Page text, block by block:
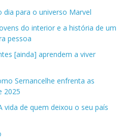
para o universo Marvel
do interior e a história de um
pessoa
[ainda] aprendem a viver
Sernancelhe enfrenta as
2025
vida de quem deixou o seu país